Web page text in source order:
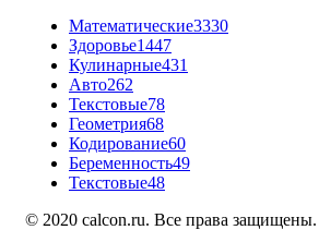
Математические3330
Здоровье1447
Кулинарные431
Авто262
Текстовые78
Геометрия68
Кодирование60
Беременность49
Текстовые48
© 2020 calcon.ru. Все права защищены.